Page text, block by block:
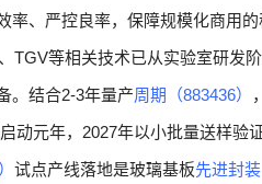
率、严控良率，保障规模化商用
TGV等相关技术已从实验室研发
。结合2-3年量产周期（883436）
动元年，2027年以小批量送样验
试点产线落地是玻璃基板先进封装